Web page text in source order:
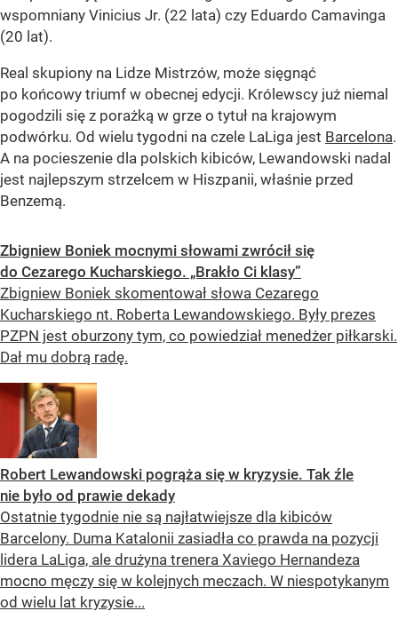
wspomniany Vinicius Jr. (22 lata) czy Eduardo Camavinga
(20 lat).
Real skupiony na Lidze Mistrzów, może sięgnąć
po końcowy triumf w obecnej edycji. Królewscy już niemal
pogodzili się z porażką w grze o tytuł na krajowym
podwórku. Od wielu tygodni na czele LaLiga jest Barcelona.
A na pocieszenie dla polskich kibiców, Lewandowski nadal
jest najlepszym strzelcem w Hiszpanii, właśnie przed
Benzemą.
Zbigniew Boniek mocnymi słowami zwrócił się
do Cezarego Kucharskiego. „Brakło Ci klasy”
Zbigniew Boniek skomentował słowa Cezarego
Kucharskiego nt. Roberta Lewandowskiego. Były prezes
PZPN jest oburzony tym, co powiedział menedżer piłkarski.
Dał mu dobrą radę.
Robert Lewandowski pogrąża się w kryzysie. Tak źle
nie było od prawie dekady
Ostatnie tygodnie nie są najłatwiejsze dla kibiców
Barcelony. Duma Katalonii zasiadła co prawda na pozycji
lidera LaLiga, ale drużyna trenera Xaviego Hernandeza
mocno męczy się w kolejnych meczach. W niespotykanym
od wielu lat kryzysie...